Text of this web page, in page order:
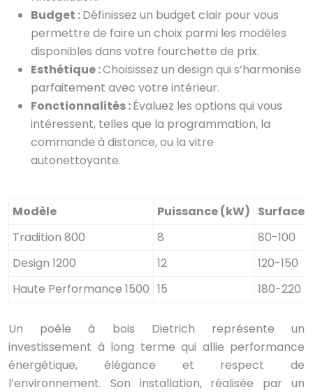
Budget :Définissez un budget clair pour vous
permettre de faire un choix parmi les modèles
disponibles dans votre fourchette de prix.
Esthétique :Choisissez un design qui s’harmonise
parfaitement avec votre intérieur.
Fonctionnalités :Évaluez les options qui vous
intéressent, telles que la programmation, la
commande à distance, ou la vitre
autonettoyante.
Modèle Puissance (kW) Surface
Tradition 800
8
80-100
Design 1200
12
120-150
Haute Performance 1500 15 180-220
Un poêle à bois Dietrich représente un
investissement à long terme qui allie performance
énergétique, élégance et respect de
l’environnement. Son installation, réalisée par un